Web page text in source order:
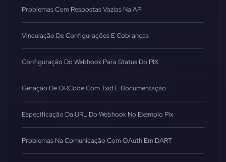
Problemas Com Respostas Vazias Na API
Vinculação De Configurações E Cobranças
Configuração Do Webhook Para Status Do PIX
Geração De QRCode Com Txid E Documentação
Especificação Da URL Do Webhook No Exemplo Pix
Problemas Na Comunicação Com OAuth Em DART